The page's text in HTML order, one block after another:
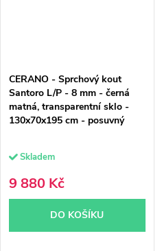
CERANO - Sprchový kout
Santoro L/P - 8 mm - černá
matná, transparentní sklo -
130x70x195 cm - posuvný
Skladem
9 880 Kč
DO KOŠÍKU